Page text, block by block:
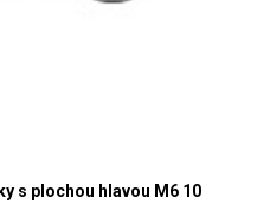
s plochou hlavou M6 10